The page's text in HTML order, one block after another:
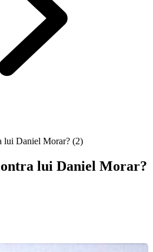
lui Daniel Morar? (2)
lui Daniel Morar?